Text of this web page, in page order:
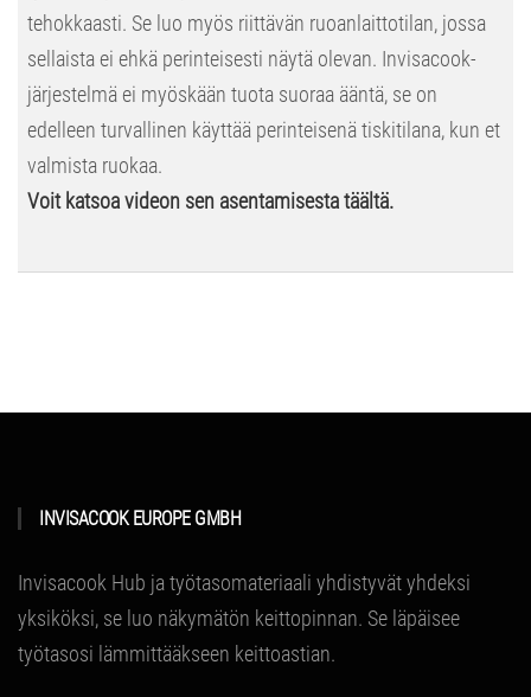
tehokkaasti. Se luo myös riittävän ruoanlaittotilan, jossa
sellaista ei ehkä perinteisesti näytä olevan. Invisacook-
järjestelmä ei myöskään tuota suoraa ääntä, se on
edelleen turvallinen käyttää perinteisenä tiskitilana, kun et
valmista ruokaa.
Voit katsoa videon sen asentamisesta täältä.
INVISACOOK EUROPE GMBH
Invisacook Hub ja työtasomateriaali yhdistyvät yhdeksi
yksiköksi, se luo näkymätön keittopinnan. Se läpäisee
työtasosi lämmittääkseen keittoastian.